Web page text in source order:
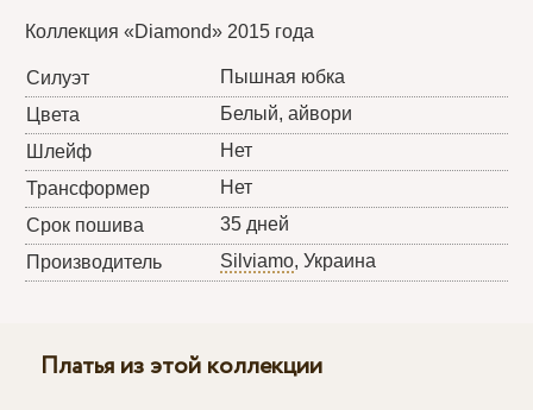
Коллекция «Diamond» 2015 года
Силуэт
Пышная юбка
Цвета
Белый, айвори
Шлейф
Нет
Трансформер
Нет
Срок пошива
35 дней
Производитель
Silviamo, Украина
Платья из этой коллекции